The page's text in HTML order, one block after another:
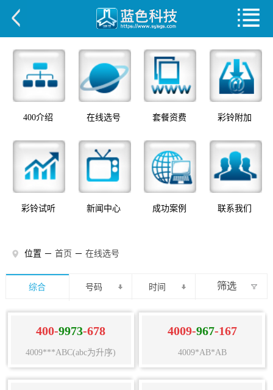
400介绍 在线选号 套餐资费 彩铃附加
彩铃试听 新闻中心 成功案例 联系我们
位置 － 首页 － 在线选号
综合 号码 时间 筛选
400-9973-678
4009***ABC(abc为升序)
4009-967-167
4009*AB*AB